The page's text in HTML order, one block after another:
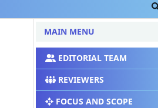
MAIN MENU
EDITORIAL TEAM
REVIEWERS
FOCUS AND SCOPE